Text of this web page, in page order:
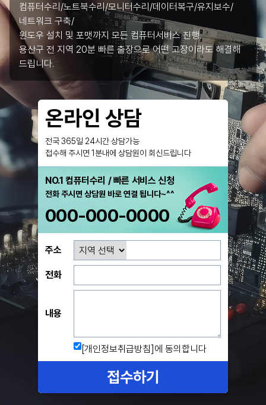
컴퓨터수리/노트북수리/모니터수리/데이터복구/유지보수/
네트워크 구축/
윈도우 설치 및 포맷까지 모든 컴퓨터서비스 진행.
용산구 전 지역 20분 빠른 출장으로 어떤 고장이라도 해결해
드립니다.
온라인 상담
전국 365일 24시간 상담가능
접수해 주시면 1분내에 상담원이 회신드립니다
NO.1 컴퓨터수리 / 빠른 서비스 신청
전화 주시면 상담원 바로 연결 됩니다~^^
000-000-0000
주소
전화
내용
[개인정보취급방침] 에 동의합니다
접수하기